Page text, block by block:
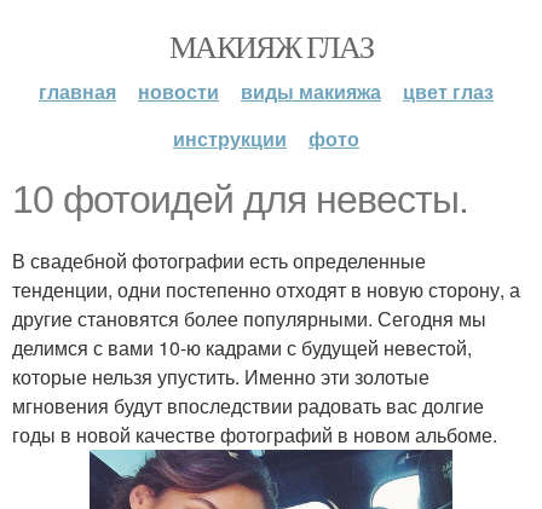
МАКИЯЖ ГЛАЗ
главная новости виды макияжа
цвет глаз
инструкции
фото
10 фотоидей для невесты.
В свадебной фотографии есть определенные
тенденции, одни постепенно отходят в новую сторону, а
другие становятся более популярными. Сегодня мы
делимся с вами 10-ю кадрами с будущей невестой,
которые нельзя упустить. Именно эти золотые
мгновения будут впоследствии радовать вас долгие
годы в новой качестве фотографий в новом альбоме.